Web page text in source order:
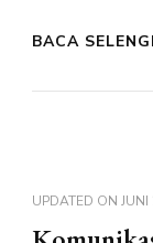
BACA
UPDATED ON JUNI